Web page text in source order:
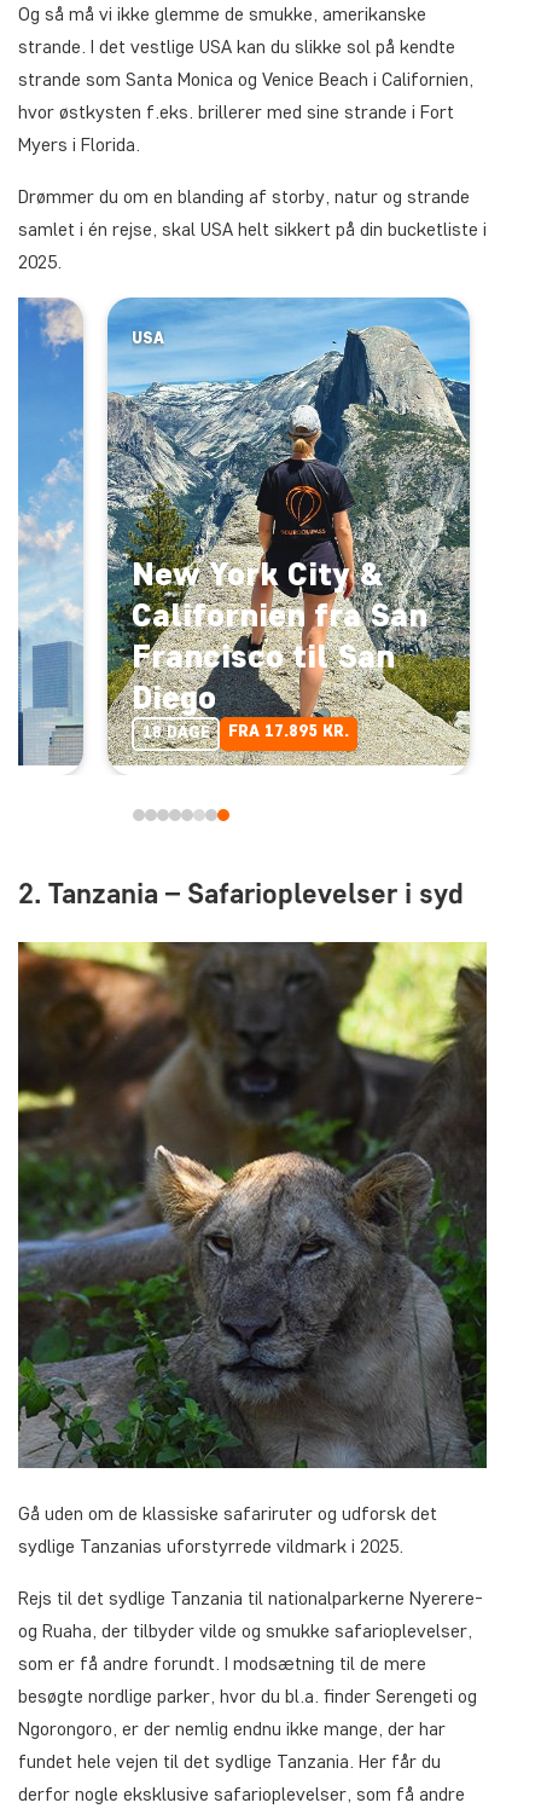
Og så må vi ikke glemme de smukke, amerikanske
strande. I det vestlige USA kan du slikke sol på kendte
strande som Santa Monica og Venice Beach i Californien,
hvor østkysten f.eks. brillerer med sine strande i Fort
Myers i Florida.
Drømmer du om en blanding af storby, natur og strande
samlet i én rejse, skal USA helt sikkert på din bucketliste i
2025.
USA
New York City &
Californien fra San
Francisco til San
Diego
18 DAGE FRA 17.895 KR.
2. Tanzania – Safarioplevelser i syd
Gå uden om de klassiske safariruter og udforsk det
sydlige Tanzanias uforstyrrede vildmark i 2025.
Rejs til det sydlige Tanzania til nationalparkerne Nyerere-
og Ruaha, der tilbyder vilde og smukke safarioplevelser,
som er få andre forundt. I modsætning til de mere
besøgte nordlige parker, hvor du bl.a. finder Serengeti og
Ngorongoro, er der nemlig endnu ikke mange, der har
fundet hele vejen til det sydlige Tanzania. Her får du
derfor nogle eksklusive safarioplevelser, som få andre